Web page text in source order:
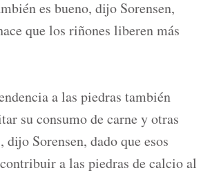
es bueno, dijo Sorensen,
que los riñones liberen más
a las piedras también
su consumo de carne y otras
Sorensen, dado que esos
a las piedras de calcio al